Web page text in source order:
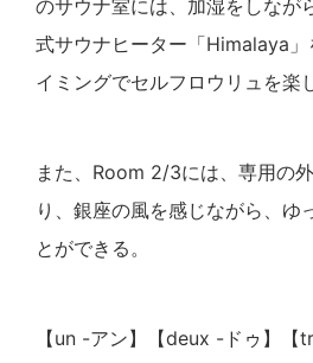
のサウナ室には、加湿をしなが
式サウナヒーター「Himalaya
イミングでセルフロウリュを楽
また、Room 2/3には、専用の
り、銀座の風を感じながら、ゆ
とができる。
【un -アン】【deux -ドゥ】